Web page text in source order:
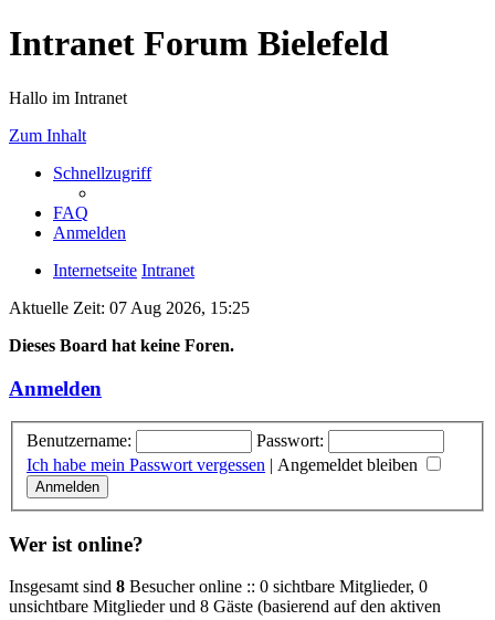
Intranet Forum Bielefeld
Hallo im Intranet
Zum Inhalt
Schnellzugriff
FAQ
Anmelden
Internetseite Intranet
Aktuelle Zeit: 07 Aug 2026, 15:25
Dieses Board hat keine Foren.
Anmelden
Benutzername:
Passwort:
Ich habe mein Passwort vergessen | Angemeldet bleiben
Wer ist online?
Insgesamt sind 8 Besucher online :: 0 sichtbare Mitglieder, 0
unsichtbare Mitglieder und 8 Gäste (basierend auf den aktiven